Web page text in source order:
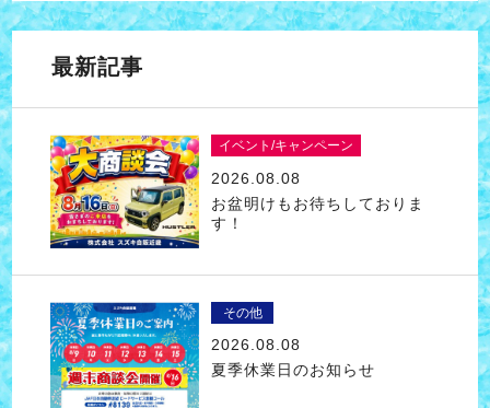
最新記事
イベント/キャンペーン
2026.08.08
お盆明けもお待ちしておりま
す！
その他
2026.08.08
夏季休業日のお知らせ